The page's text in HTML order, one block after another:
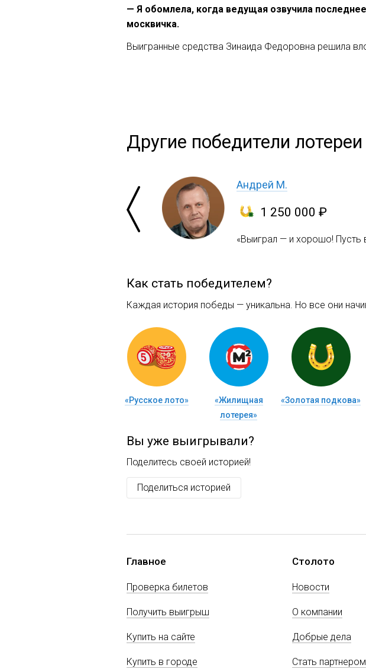
— Я обомлела, когда ведущая озвучила
москвичка.
Выигранные средства Зинаида Федоровна решила
Другие победители
Андрей М.
1 250 000 ₽
«Выиграл — и хорошо! Пусть
Как стать победителем?
Каждая история победы — уникальна. Но все они
«Русское лото»
«Жилищная
лотерея»
«Золотая подкова»
Вы уже выигрывали?
Поделитесь своей историей!
Поделиться историей
Главное
Проверка билетов
Получить выигрыш
Купить на сайте
Купить в городе
Столото
Новости
О компании
Добрые дела
Стать партнером